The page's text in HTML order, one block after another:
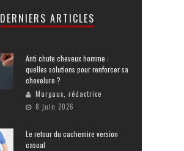
DERNIERS ARTICLES
Anti chute cheveux homme :
quelles solutions pour renforcer sa
chevelure ?
Margaux, rédactrice
8 juin 2026
Le retour du cachemire version
casual